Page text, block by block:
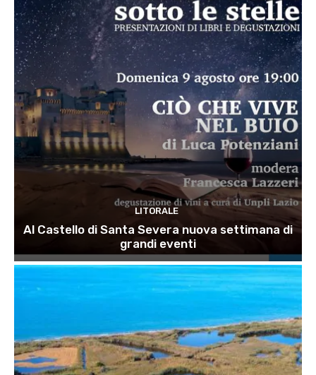
LITORALE
Al Castello di Santa Severa nuova settimana di
grandi eventi